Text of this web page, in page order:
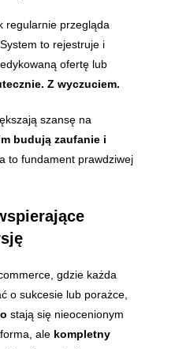
regularnie przegląda
to rejestruje i
ofertę lub
Z wyczuciem.
szansę na
budują zaufanie i
to fundament prawdziwej
gdzie każda
o sukcesie lub porażce,
stają się nieocenionym
ale kompletny